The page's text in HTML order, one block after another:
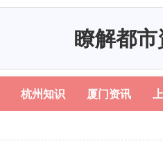
瞭解都
杭州知识 厦门资讯